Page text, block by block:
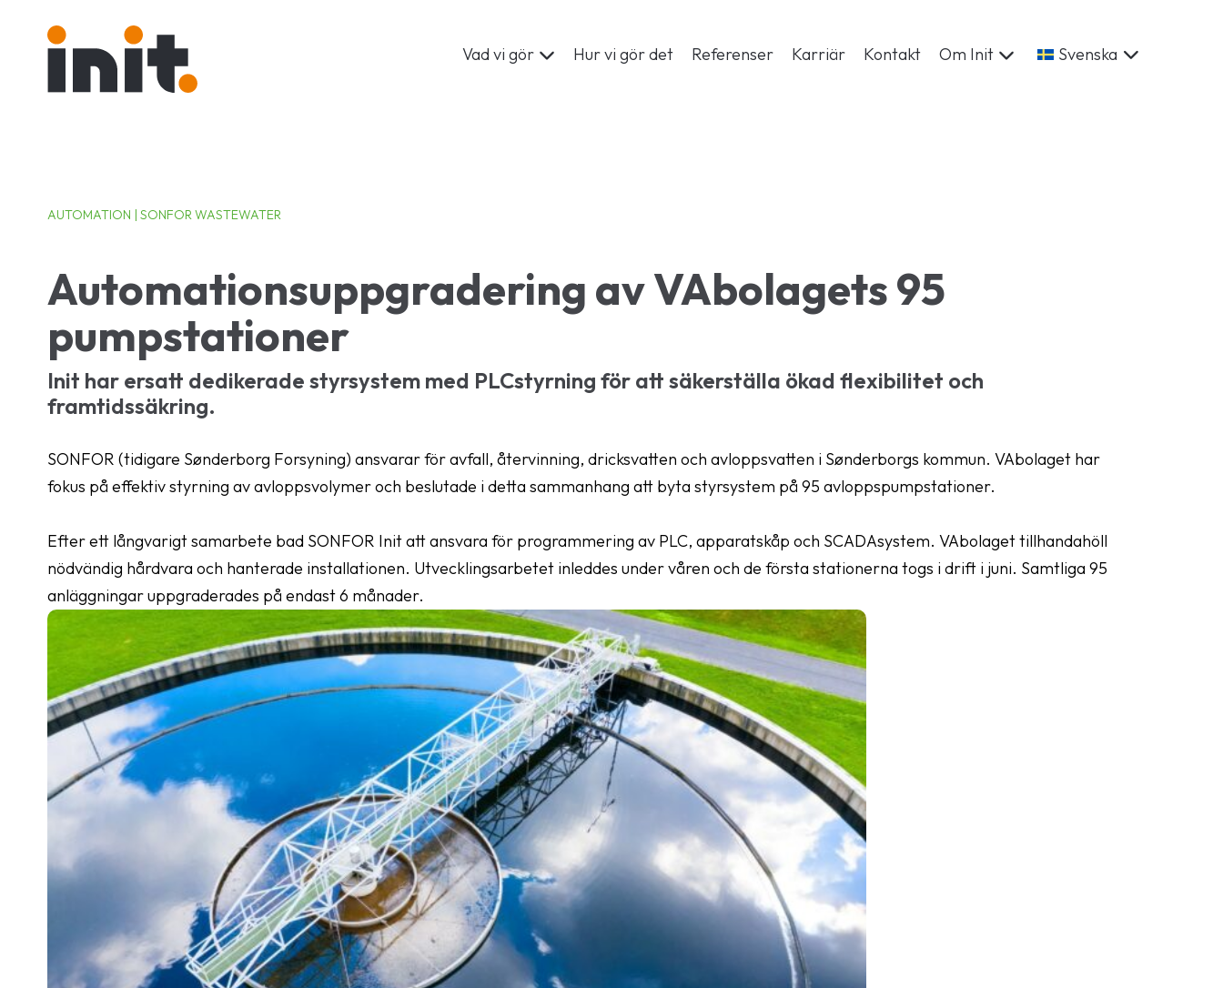
Vad vi gör Hur vi gör det Referenser Karriär Kontakt Om Init Svenska
AUTOMATION | SONFOR WASTEWATER
Automationsuppgradering av VAbolagets 95
pumpstationer
Init har ersatt dedikerade styrsystem med PLCstyrning för att säkerställa ökad flexibilitet och
framtidssäkring.
SONFOR (tidigare Sønderborg Forsyning) ansvarar för avfall, återvinning, dricksvatten och avloppsvatten i Sønderborgs kommun. VAbolaget har
fokus på effektiv styrning av avloppsvolymer och beslutade i detta sammanhang att byta styrsystem på 95 avloppspumpstationer.
Efter ett långvarigt samarbete bad SONFOR Init att ansvara för programmering av PLC, apparatskåp och SCADAsystem. VAbolaget tillhandahöll
nödvändig hårdvara och hanterade installationen. Utvecklingsarbetet inleddes under våren och de första stationerna togs i drift i juni. Samtliga 95
anläggningar uppgraderades på endast 6 månader.